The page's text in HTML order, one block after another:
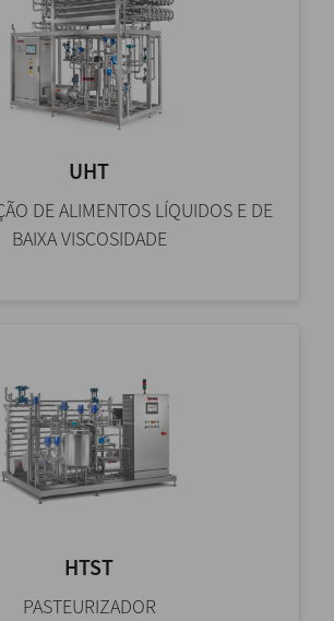
UHT
DE ALIMENTOS LÍQUIDOS E DE
BAIXA VISCOSIDADE
HTST
PASTEURIZADOR